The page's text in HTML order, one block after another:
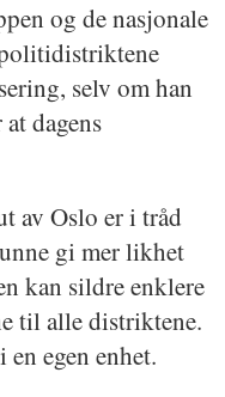
og de nasjonale
selv om han
dagens
av Oslo er i tråd
gi mer likhet
kan sildre enklere
til alle distriktene.
egen enhet.